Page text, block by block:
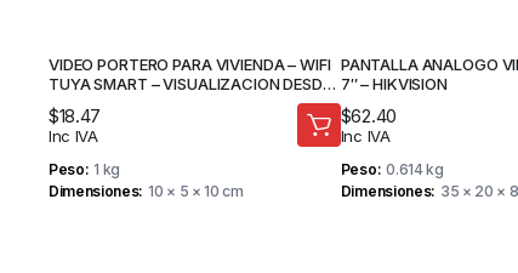
VIDEO PORTERO PARA VIVIENDA – WIFI
TUYA SMART – VISUALIZACION DESDE
APP MOVIL – TUYA
$18.47
Inc IVA
Peso 1 kg
Dimensiones 10 × 5 × 10 cm
PANTALLA ANALOGO
7″ – HIKVISION
$62.40
Inc IVA
Peso 0.614 kg
Dimensiones 35 × 20 ×